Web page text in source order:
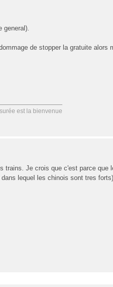
general).
de stopper la gratuite alors
est la bienvenue
Je crois que c'est parce que
lequel les chinois sont tres